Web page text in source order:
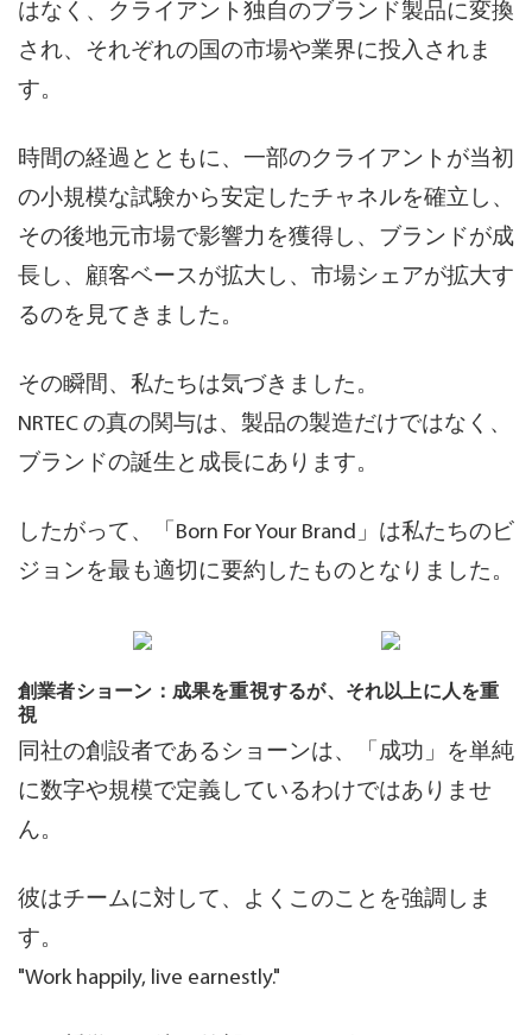
はなく、クライアント独自のブランド製品に変換
され、それぞれの国の市場や業界に投入されま
す。
時間の経過とともに、一部のクライアントが当初
の小規模な試験から安定したチャネルを確立し、
その後地元市場で影響力を獲得し、ブランドが成
長し、顧客ベースが拡大し、市場シェアが拡大す
るのを見てきました。
その瞬間、私たちは気づきました。
NRTEC の真の関与は、製品の製造だけではなく、
ブランドの誕生と成長にあります。
したがって、「Born For Your Brand」は私たちのビ
ジョンを最も適切に要約したものとなりました。
創業者ショーン：成果を重視するが、それ以上に人を重
視
同社の創設者であるショーンは、「成功」を単純
に数字や規模で定義しているわけではありませ
ん。
彼はチームに対して、よくこのことを強調しま
す。
"Work happily, live earnestly."